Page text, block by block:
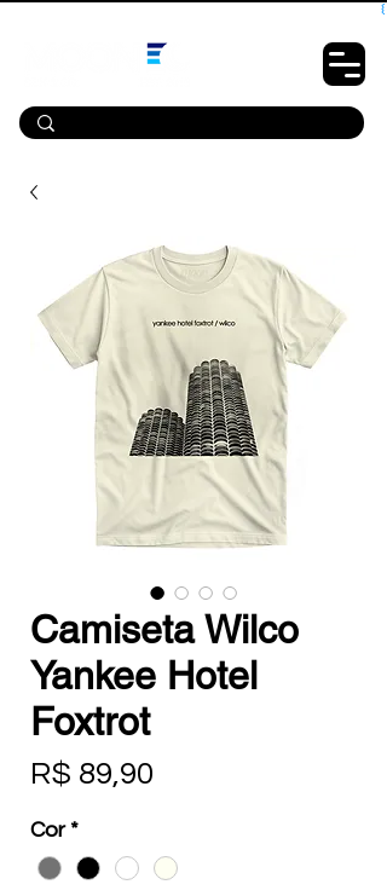
Camiseta Wilco
Yankee Hotel
Foxtrot
R$ 89,90
Cor *